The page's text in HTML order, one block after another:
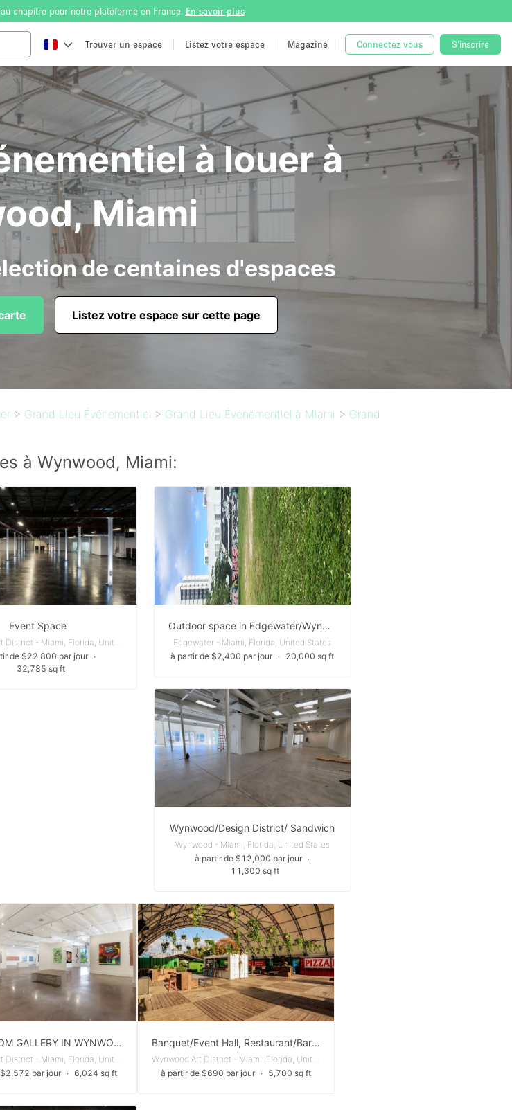
chapitre pour notre plateforme en France. En savoir plus
Trouver un espace Listez votre espace Magazine Connectez vous S'inscrire
à louer à
Miami
de centaines d'espaces
Listez votre espace sur cette page
> Grand Lieu Événementiel > Grand Lieu Événementiel à Miami > Grand
à Wynwood, Miami:
Event Space
Wynwood Art District - Miami, Florida, United States
de $22,800 par jour
∙
32,785 sq ft
Outdoor space in Edgewater/Wynwood Miami
Edgewater - Miami, Florida, United States
à partir de $2,400 par jour ∙ 20,000 sq ft
Wynwood/Design District/ Sandwich
Wynwood - Miami, Florida, United States
à partir de $12,000 par jour ∙
11,300 sq ft
SHOWROOM GALLERY IN WYNWOOD/MIDTOWN - AVAILABLE FOR ART BASEL
Wynwood Art District - Miami, Florida, United States
par jour
∙ 6,024 sq ft
Banquet/Event Hall, Restaurant/Bar/Pub
Wynwood Art District - Miami, Florida, United States
à partir de $690 par jour
∙ 5,700 sq ft